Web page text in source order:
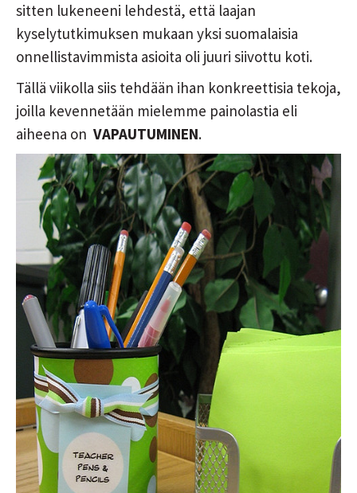
sitten lukeneeni lehdestä, että laajan
kyselytutkimuksen mukaan yksi suomalaisia
onnellistavimmista asioita oli juuri siivottu koti.
Tällä viikolla siis tehdään ihan konkreettisia tekoja,
joilla kevennetään mielemme painolastia eli
aiheena on VAPAUTUMINEN.